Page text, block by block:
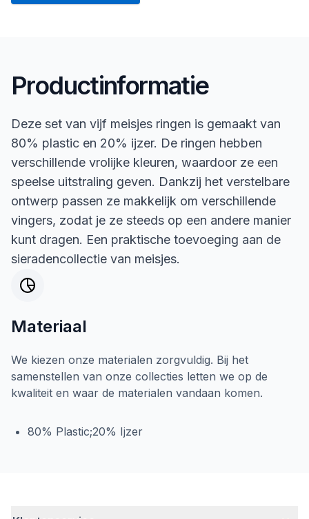
Productinformatie
Deze set van vijf meisjes ringen is gemaakt van
80% plastic en 20% ijzer. De ringen hebben
verschillende vrolijke kleuren, waardoor ze een
speelse uitstraling geven. Dankzij het verstelbare
ontwerp passen ze makkelijk om verschillende
vingers, zodat je ze steeds op een andere manier
kunt dragen. Een praktische toevoeging aan de
sieradencollectie van meisjes.
Materiaal
We kiezen onze materialen zorgvuldig. Bij het
samenstellen van onze collecties letten we op de
kwaliteit en waar de materialen vandaan komen.
80% Plastic;20% Ijzer